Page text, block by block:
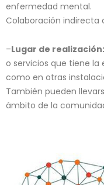
enfermedad mental.
Colaboración indirecta
–Lugar de realización:
o servicios que tiene
como en otras
También pueden
ámbito de la